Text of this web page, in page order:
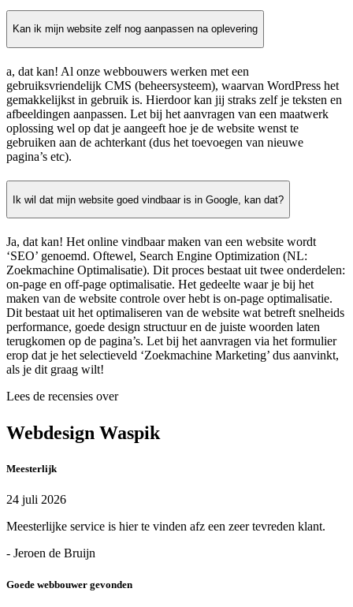
Kan ik mijn website zelf nog aanpassen na oplevering
a, dat kan! Al onze webbouwers werken met een
gebruiksvriendelijk CMS (beheersysteem), waarvan WordPress het
gemakkelijkst in gebruik is. Hierdoor kan jij straks zelf je teksten en
afbeeldingen aanpassen. Let bij het aanvragen van een maatwerk
oplossing wel op dat je aangeeft hoe je de website wenst te
gebruiken aan de achterkant (dus het toevoegen van nieuwe
pagina’s etc).
Ik wil dat mijn website goed vindbaar is in Google, kan dat?
Ja, dat kan! Het online vindbaar maken van een website wordt
‘SEO’ genoemd. Oftewel, Search Engine Optimization (NL:
Zoekmachine Optimalisatie). Dit proces bestaat uit twee onderdelen:
on-page en off-page optimalisatie. Het gedeelte waar je bij het
maken van de website controle over hebt is on-page optimalisatie.
Dit bestaat uit het optimaliseren van de website wat betreft snelheids
performance, goede design structuur en de juiste woorden laten
terugkomen op de pagina’s. Let bij het aanvragen via het formulier
erop dat je het selectieveld ‘Zoekmachine Marketing’ dus aanvinkt,
als je dit graag wilt!
Lees de recensies over
Webdesign Waspik
Meesterlijk
24 juli 2026
Meesterlijke service is hier te vinden afz een zeer tevreden klant.
- Jeroen de Bruijn
Goede webbouwer gevonden